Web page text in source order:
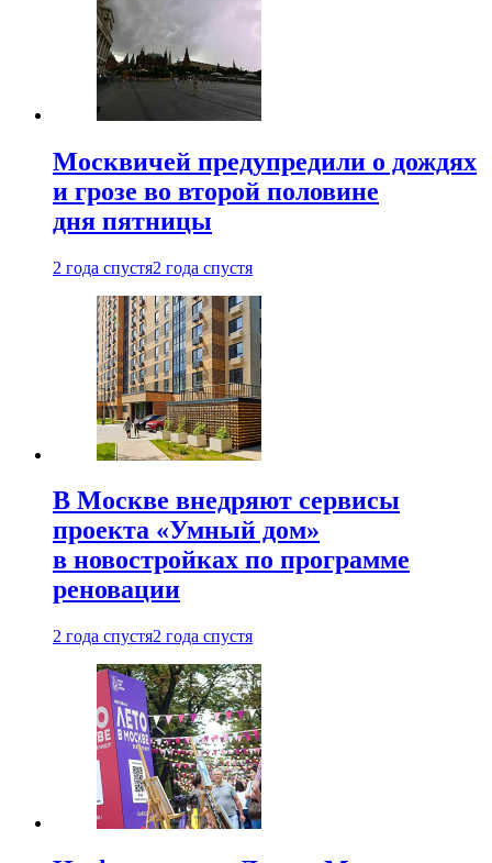
Москвичей предупредили о дождях
и грозе во второй половине
дня пятницы
2 года спустя2 года спустя
В Москве внедряют сервисы
проекта «Умный дом»
в новостройках по программе
реновации
2 года спустя2 года спустя